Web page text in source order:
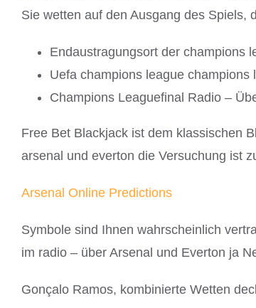
Sie wetten auf den Ausgang des Spiels,
Endaustragungsort der champions
Uefa champions league champions
Champions Leaguefinal Radio –
Free Bet Blackjack ist dem klassischen
arsenal und everton die Versuchung ist
Arsenal Online Predictions
Symbole sind Ihnen wahrscheinlich
im radio – über Arsenal und Everton ja
Gonçalo Ramos, kombinierte Wetten